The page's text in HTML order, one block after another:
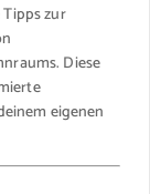
zur
Diese
eigenen